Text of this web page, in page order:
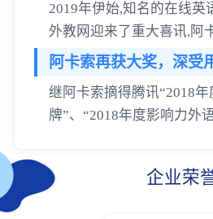
2019年伊始,知名的在线英
外教网迎来了重大喜讯,阿
阿卡索再获大奖，深受
继阿卡索摘得腾讯“2018
牌”、“2018年度影响力外
企业荣